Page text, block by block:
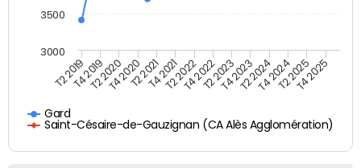
Gard
Saint-Césaire-de-Gauzignan (CA Alès Agglomération)
T2 2019T4 2019T2 2020T4 2020T2 2021T4 2021T2 2022T4 2022T2 2023T4 2023T2 2024T4 2024T2 2025T4 2025
3000
3500